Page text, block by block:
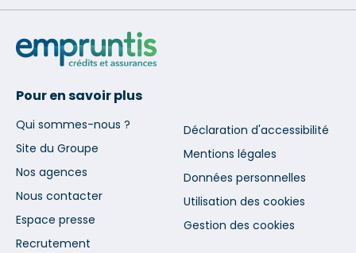
Pour en savoir plus
Qui sommes-nous ?
Site du Groupe
Nos agences
Nous contacter
Espace presse
Recrutement
Déclaration d'accessibilité
Mentions légales
Données personnelles
Utilisation des cookies
Gestion des cookies